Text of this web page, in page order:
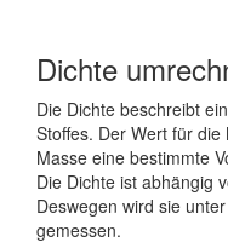
Dichte
Die Dichte beschreibt
Stoffes. Der Wert für
Masse eine bestimmte
Die Dichte ist abhängig
Deswegen wird sie
gemessen.